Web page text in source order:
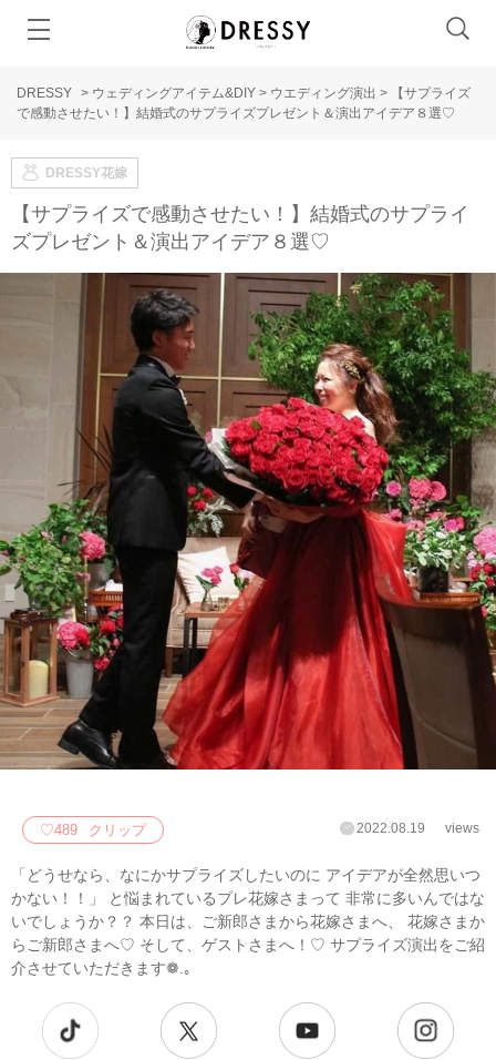
DRESSY > ウェディングアイテム&DIY > ウエディング演出 >
【サプライズ
で感動させたい！】結婚式のサプライズプレゼント＆演出アイデア８選♡
DRESSY花嫁
【サプライズで感動させたい！】結婚式のサプライ
ズプレゼント＆演出アイデア８選♡
♡489 クリップ 2022.08.19 views
「どうせなら、なにかサプライズしたいのに アイデアが全然思いつ
かない！！」 と悩まれているプレ花嫁さまって 非常に多いんではな
いでしょうか？？ 本日は、ご新郎さまから花嫁さまへ、 花嫁さまか
らご新郎さまへ♡ そして、ゲストさまへ！♡ サプライズ演出をご紹
介させていただきます❁.｡